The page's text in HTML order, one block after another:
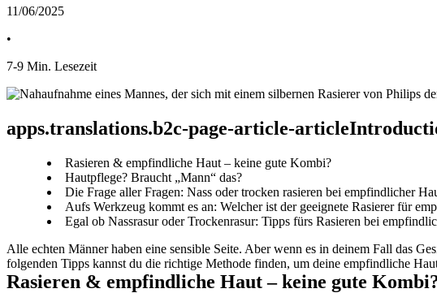
11/06/2025
•
7-9 Min. Lesezeit
apps.translations.b2c-page-article-
Rasieren & empfindliche Haut – keine gute Kombi?
Hautpflege? Braucht „Mann“ das?
Die Frage aller Fragen: Nass oder trocken rasieren bei empfindlicher
Aufs Werkzeug kommt es an: Welcher ist der geeignete Rasierer für
Egal ob Nassrasur oder Trockenrasur: Tipps fürs Rasieren bei
Alle echten Männer haben eine sensible Seite. Aber wenn es in deinem Fall das
folgenden Tipps kannst du die richtige Methode finden, um deine empfindliche
Rasieren & empfindliche Haut – keine gute